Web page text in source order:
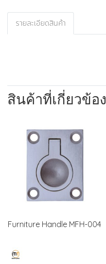
รายละเอียดสินค้า
สินค้าที่เกี่ยวข้อง
Furniture Handle MFH-004